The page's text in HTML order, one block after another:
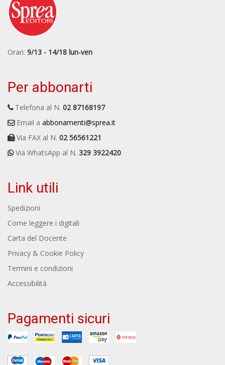
Orari: 9/13 - 14/18 lun-ven
Per abbonarti
Telefona al N. 02 87168197
Email a abbonamenti@sprea.it
Via FAX al N. 02 56561221
Via WhatsApp al N. 329 3922420
Link utili
Spedizioni
Come leggere i digitali
Carta del Docente
Privacy & Cookie Policy
Termini e condizioni
Accessibilità
Pagamenti sicuri